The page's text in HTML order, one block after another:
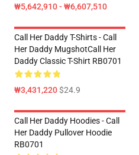
₩5,642,910 - ₩6,607,510
Call Her Daddy T-Shirts - Call
Her Daddy MugshotCall Her
Daddy Classic T-Shirt RB0701
₩3,431,220$24.9
Call Her Daddy Hoodies - Call
Her Daddy Pullover Hoodie
RB0701